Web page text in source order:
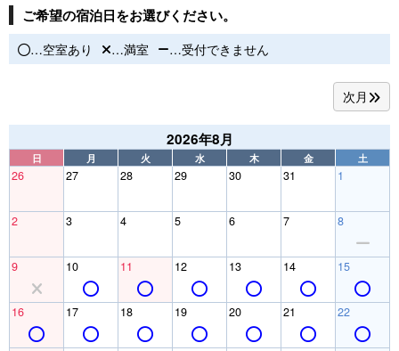
ご希望の宿泊日をお選びください。
…空室あり …満室 …受付できません
次月
2026年8月
日 月 火 水 木 金 土
26 27 28 29 30 31 1
2 3 4 5 6 7 8
9 10 11 12 13 14 15
16 17 18 19 20 21 22